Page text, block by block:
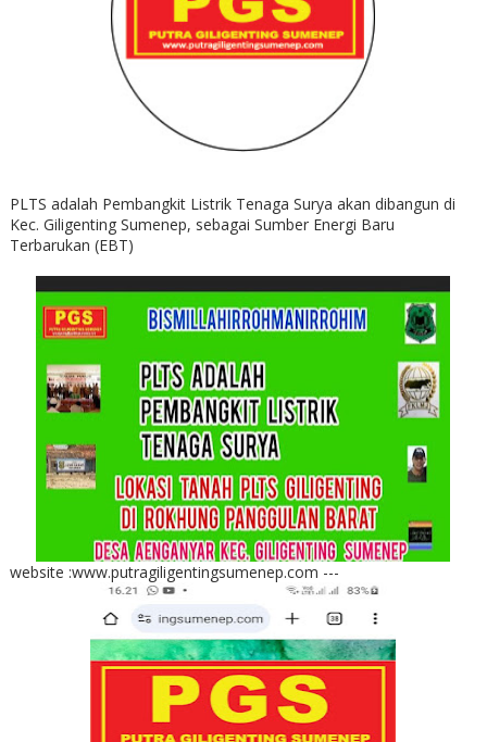
PLTS adalah Pembangkit Listrik Tenaga Surya akan dibangun di
Kec. Giligenting Sumenep, sebagai Sumber Energi Baru
Terbarukan (EBT)
website :www.putragiligentingsumenep.com ---